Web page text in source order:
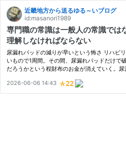
近畿地方から送るゆる～いブログ
id:masanori1989
専門職の常識は一般人の常識では
理解しなければならない
尿漏れパッドの減りが早いという怖さ リハビ
いもので1周間。その間、尿漏れパッドだけで
だろうかという程財布のお金が消えていく。尿
なので、それなりに量を吸うタイプを買う必要
…
2026-06-06 14:43